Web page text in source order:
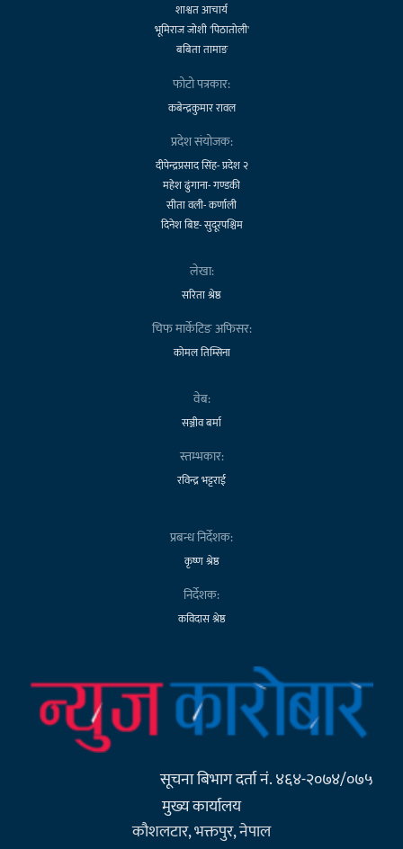
शाश्वत आचार्य
भूमिराज जोशी 'पिठातोली'
बबिता तामाङ
फोटो पत्रकार:
कबेन्द्रकुमार रावल
प्रदेश संयोजक:
दीपेन्द्रप्रसाद सिंह- प्रदेश २
महेश ढुंगाना- गण्डकी
सीता वली- कर्णाली
दिनेश बिष्ट- सुदूरपश्चिम
लेखा:
सरिता श्रेष्ठ
चिफ मार्केटिङ अफिसर:
कोमल तिम्सिना
वेब:
सञ्जीव बर्मा
स्तम्भकार:
रविन्द्र भट्टराई
प्रबन्ध निर्देशक:
कृष्ण श्रेष्ठ
निर्देशक:
कविदास श्रेष्ठ
सूचना बिभाग दर्ता नं. ४६४-२०७४/०७५
मुख्य कार्यालय
कौशलटार, भक्तपुर, नेपाल